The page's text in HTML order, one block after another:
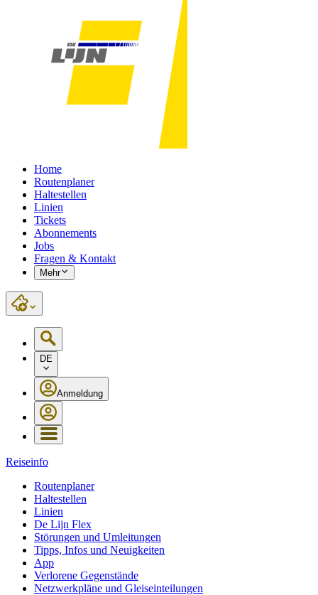
Home
Routenplaner
Haltestellen
Linien
Tickets
Abonnements
Jobs
Fragen & Kontakt
Mehr
DE
Anmeldung
Reiseinfo
Routenplaner
Haltestellen
Linien
De Lijn Flex
Störungen und Umleitungen
Tipps, Infos und Neuigkeiten
App
Verlorene Gegenstände
Netzwerkpläne und Gleiseinteilungen